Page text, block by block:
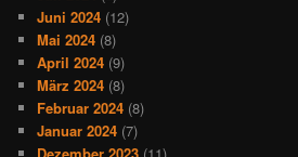
Juni 2024 (12)
Mai 2024 (8)
April 2024 (9)
März 2024 (8)
Februar 2024 (8)
Januar 2024 (7)
Dezember 2023 (11)